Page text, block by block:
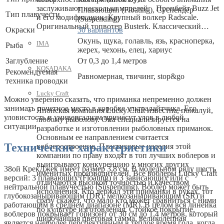
заслуживают несколько моделей: Пропбейт Buzz Jet
и его модификации. Крупный волкер Radscale.
Оригинальный топвотер Busterk. Классический…
IMA
KOSADAKA
Lucky Craft
Японская компания Lucky Craft известна, пожалуй,
любому рыболову. Она специализируется на
разработке и изготовлении рыболовных приманок.
Основным ее направлением считается
воблеростроение. Пластиковые изделия этой
компании по праву входят в топ лучших воблеров и
выигрывают конкуренцию у многих других
именитых производителей. Все воблеры Lucky Craft
отличаются высокой точностью и качеством
исполнения. Кто держал эти приманки в руках, тот
сразу скажет, что мало кто может сравниться с ними
по культуре изготовления. Стойкое покрытие,
широчайшая цветовая гамма, великолепная
Тип плавучести
Плавающий (Floating), Суспендер
(Suspending)
Окраски
30 вариантов
Рыба
Окунь, щука, голавль, язь, красноперка,
жерех, чехонь, елец, хариус
Заглубление
От 0,3 до 1,4 метров
Рекомендуемая
техника проводки
Равномерная, твичинг, stop&go
Можно уверенно сказать, что приманка непременно должен
занимать почетное место в коробке ультралайтчика. Его
уловистость и универсализм принесут улов в любой
ситуации.
Технические характеристики
38ой КрекДжек имеет размер 3,8 см. В модельном ряду шесть
версий: 3 плавающих (Floating) и 3 зависающих или с
нейтральной плавучестью (Suspending). Воблер может быть
глубокозаныривающим (DR), мелкозаныривающим (SR) и
работающим в среднем диапазоне (MR). В целом вся линейка
воблеров покрывает горизонт от 30 см до 1,4 метров, который